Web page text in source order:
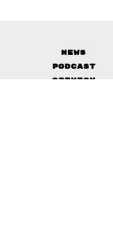
News
Podcast
Opinion